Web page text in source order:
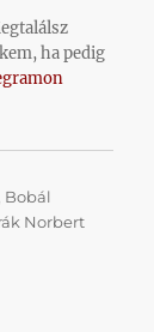
ha pedig
Bobál
Norbert